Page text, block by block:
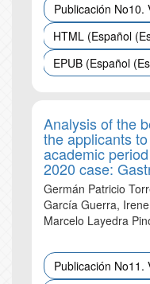
Publicación No10.
HTML (Español
EPUB (Español
Analysis of the
the applicants
academic
2020 case:
Germán Patricio
García Guerra,
Marcelo Layedra
Publicación No11.